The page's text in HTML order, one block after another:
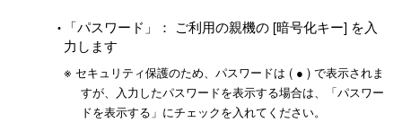
「パスワード」： ご利用の親機の [暗号化キー] を入
力します
※ セキュリティ保護のため、パスワードは ( ● ) で表示されま
すが、入力したパスワードを表示する場合は、「パスワー
ドを表示する」にチェックを入れてください。